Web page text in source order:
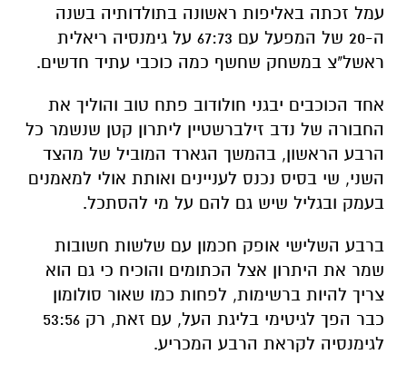
עמל זכתה באליפות ראשונה בתולדותיה בשנה
ה-20 של המפעל עם 67:73 על גימנסיה ריאלית
ראשל"צ במשחק שחשף כמה כוכבי עתיד חדשים.
אחד הכוכבים יבגני חולודוב פתח טוב והוליך את
החבורה של נדב זילברשטיין ליתרון קטן שנשמר כל
הרבע הראשון, בהמשך הגארד המוביל של מהצד
השני, שי בסיס נכנס לעניינים ואותת אולי למאמנים
בעמק ובגליל שיש גם להם על מי להסתכל.
ברבע השלישי אופק חכמון עם שלשות חשובות
שמר את היתרון אצל הכתומים והוכיח כי גם הוא
צריך להיות ברשימות, לפחות כמו שאור סולומון
כבר הפך לגיטימי בליגת העל, עם זאת, רק 53:56
לגימנסיה לקראת הרבע המכריע.